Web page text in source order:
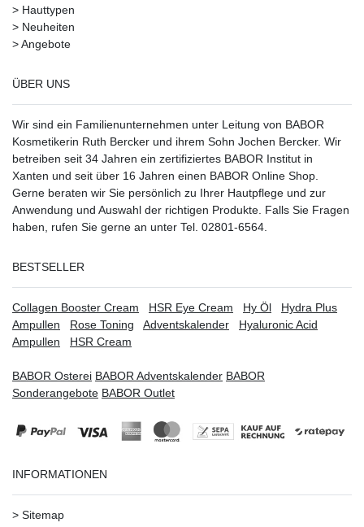
> Hauttypen
> Neuheiten
>Angebote
ÜBER UNS
Wir sind ein Familienunternehmen unter Leitung von BABOR
Kosmetikerin Ruth Bercker und ihrem Sohn Jochen Bercker. Wir
betreiben seit 34 Jahren ein zertifiziertes BABOR Institut in
Xanten und seit über 16 Jahren einen BABOR Online Shop.
Gerne beraten wir Sie persönlich zu Ihrer Hautpflege und zur
Anwendung und Auswahl der richtigen Produkte. Falls Sie Fragen
haben, rufen Sie gerne an unter Tel. 02801-6564.
BESTSELLER
Collagen Booster Cream HSR Eye Cream Hy Öl
Hydra Plus
Ampullen
Rose Toning Adventskalender
Hyaluronic Acid
Ampullen
HSR Cream
BABOR Osterei BABOR Adventskalender BABOR
Sonderangebote BABOR Outlet
INFORMATIONEN
> Sitemap